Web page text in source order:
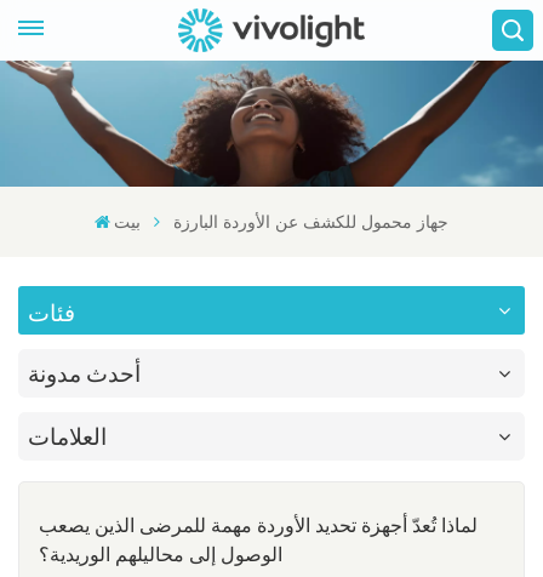
بيت جهاز محمول للكشف عن الأوردة البارزة
فئات
أحدث مدونة
العلامات
لماذا تُعدّ أجهزة تحديد الأوردة مهمة للمرضى الذين يصعب
الوصول إلى محاليلهم الوريدية؟